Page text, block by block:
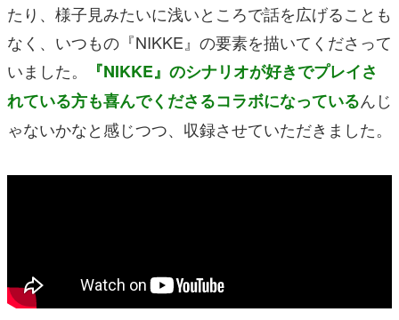
たり、様子見みたいに浅いところで話を広げることも
なく、いつもの『NIKKE』の要素を描いてくださって
いました。
『NIKKE』のシナリオが好きでプレイさ
れている方も喜んでくださるコラボになっているんじ
ゃないかなと感じつつ、収録させていただきました。